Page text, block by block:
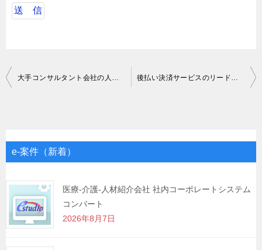
投
ゲ
シ
ョ
ン
大手コンサルタント会社の人事評価/経理システム運用保守 後払い決済サービスのリードエンジニア
e-案件（新着）
医療-介護-人材紹介会社 社内コーポレートシステム
コンバート
2026年8月7日